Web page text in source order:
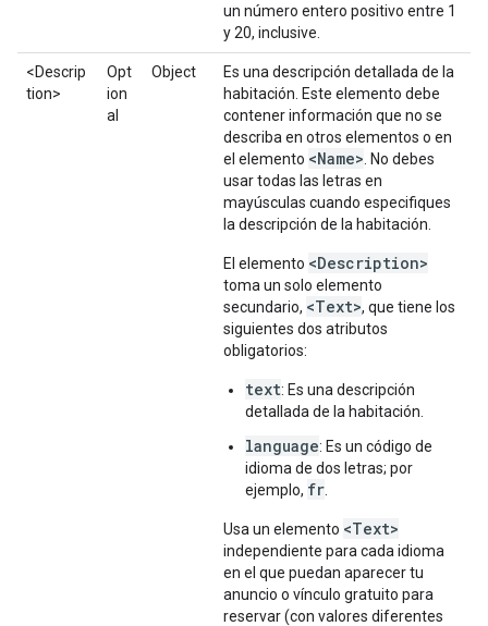
un número entero positivo entre 1
y 20, inclusive.
<Descrip
tion>
Opt
ion
al
Object
Es una descripción detallada de la
habitación. Este elemento debe
contener información que no se
describa en otros elementos o en
el elemento <Name> . No debes
usar todas las letras en
mayúsculas cuando especifiques
la descripción de la habitación.
El elemento <Description>
toma un solo elemento
secundario, <Text>, que tiene los
siguientes dos atributos
obligatorios:
text: Es una descripción
detallada de la habitación.
language: Es un código de
idioma de dos letras; por
ejemplo, fr
Usa un elemento <Text>
independiente para cada idioma
en el que puedan aparecer tu
anuncio o vínculo gratuito para
reservar (con valores diferentes